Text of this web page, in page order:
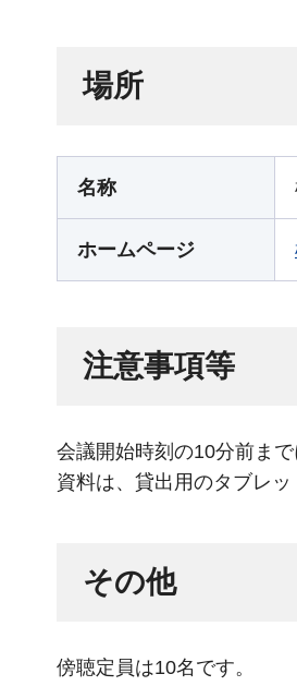
場所
名称
ホームページ
注意事項等
会議開始時刻の10分前ま
資料は、貸出用のタブレ
その他
傍聴定員は10名です。